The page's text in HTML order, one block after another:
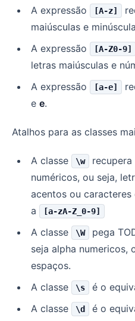
A expressão
[A-z]
maiúsculas e
A expressão
[A-Z0-9]
letras maiúsculas e
A expressão
[a-e]
e e.
Atalhos para as classes
A classe \w
numéricos, ou seja,
acentos ou caracteres
a
[a-zA-Z_0-9]
A classe \W
pega
seja alpha numericos,
espaços.
A classe
\s é o
A classe \d é o